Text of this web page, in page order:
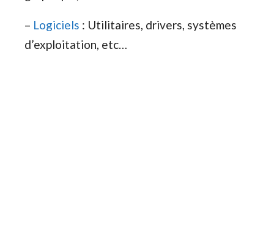
– Logiciels : Utilitaires, drivers, systèmes
d’exploitation, etc…